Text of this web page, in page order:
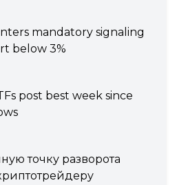
mandatory signaling
below 3%
post best week since
точку разворота